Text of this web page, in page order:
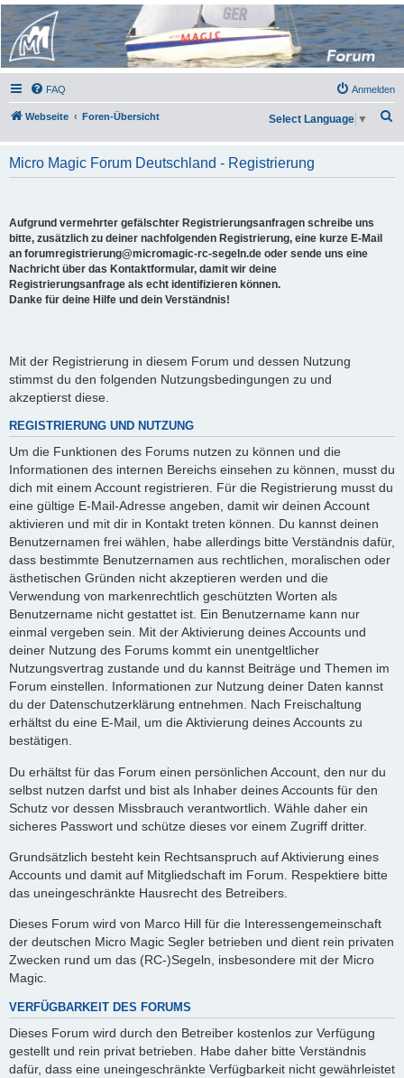
Micro Magic Forum
Deutschland
FAQ Anmelden
Webseite Foren-Übersicht
h
Select Language ▼
Micro Magic Forum Deutschland - Registrierung
Aufgrund vermehrter gefälschter Registrierungsanfragen schreibe uns
bitte, zusätzlich zu deiner nachfolgenden Registrierung, eine kurze E-Mail
an forumregistrierung@micromagic-rc-segeln.de oder sende uns eine
Nachricht über das Kontaktformular, damit wir deine
Registrierungsanfrage als echt identifizieren können.
Danke für deine Hilfe und dein Verständnis!
Mit der Registrierung in diesem Forum und dessen Nutzung
stimmst du den folgenden Nutzungsbedingungen zu und
akzeptierst diese.
REGISTRIERUNG UND NUTZUNG
Um die Funktionen des Forums nutzen zu können und die
Informationen des internen Bereichs einsehen zu können, musst du
dich mit einem Account registrieren. Für die Registrierung musst du
eine gültige E-Mail-Adresse angeben, damit wir deinen Account
aktivieren und mit dir in Kontakt treten können. Du kannst deinen
Benutzernamen frei wählen, habe allerdings bitte Verständnis dafür,
dass bestimmte Benutzernamen aus rechtlichen, moralischen oder
ästhetischen Gründen nicht akzeptieren werden und die
Verwendung von markenrechtlich geschützten Worten als
Benutzername nicht gestattet ist. Ein Benutzername kann nur
einmal vergeben sein. Mit der Aktivierung deines Accounts und
deiner Nutzung des Forums kommt ein unentgeltlicher
Nutzungsvertrag zustande und du kannst Beiträge und Themen im
Forum einstellen. Informationen zur Nutzung deiner Daten kannst
du der Datenschutzerklärung entnehmen. Nach Freischaltung
erhältst du eine E-Mail, um die Aktivierung deines Accounts zu
bestätigen.
Du erhältst für das Forum einen persönlichen Account, den nur du
selbst nutzen darfst und bist als Inhaber deines Accounts für den
Schutz vor dessen Missbrauch verantwortlich. Wähle daher ein
sicheres Passwort und schütze dieses vor einem Zugriff dritter.
Grundsätzlich besteht kein Rechtsanspruch auf Aktivierung eines
Accounts und damit auf Mitgliedschaft im Forum. Respektiere bitte
das uneingeschränkte Hausrecht des Betreibers.
Dieses Forum wird von Marco Hill für die Interessengemeinschaft
der deutschen Micro Magic Segler betrieben und dient rein privaten
Zwecken rund um das (RC-)Segeln, insbesondere mit der Micro
Magic.
VERFÜGBARKEIT DES FORUMS
Dieses Forum wird durch den Betreiber kostenlos zur Verfügung
gestellt und rein privat betrieben. Habe daher bitte Verständnis
dafür, dass eine uneingeschränkte Verfügbarkeit nicht gewährleistet